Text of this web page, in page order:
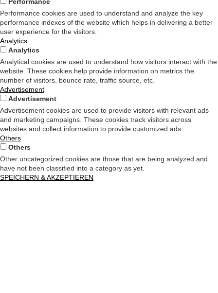
Performance cookies are used to understand and analyze the key
performance indexes of the website which helps in delivering a better
user experience for the visitors.
Analytics
Analytics
Analytical cookies are used to understand how visitors interact with the
website. These cookies help provide information on metrics the
number of visitors, bounce rate, traffic source, etc.
Advertisement
Advertisement
Advertisement cookies are used to provide visitors with relevant ads
and marketing campaigns. These cookies track visitors across
websites and collect information to provide customized ads.
Others
Others
Other uncategorized cookies are those that are being analyzed and
have not been classified into a category as yet.
SPEICHERN & AKZEPTIEREN